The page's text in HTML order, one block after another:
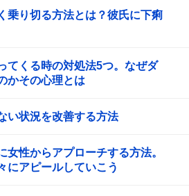
乗り切る方法とは？彼氏に下痢
てくる時の対処法5つ。なぜダ
かその心理とは
い状況を改善する方法
女性からアプローチする方法。
にアピールしていこう